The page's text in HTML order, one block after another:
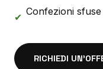
✔ Confezioni
RICHIEDI